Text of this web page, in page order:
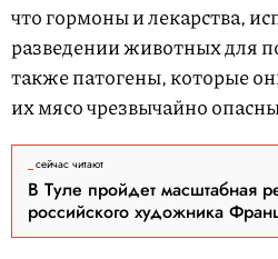
что гормоны и лекарства,
разведении животных для
также патогены, которые
их мясо чрезвычайно
сейчас читают
В Туле пройдет масштабная
российского художника